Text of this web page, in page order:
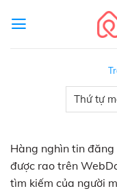
Hàng nghìn tin
được rao trên
tìm kiếm của người